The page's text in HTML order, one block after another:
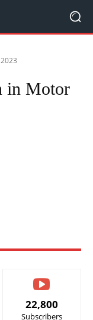
in Motor
22,800
Subscribers